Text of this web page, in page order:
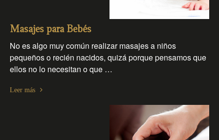
Masajes para Bebés
No es algo muy común realizar masajes a niños
pequeños o recién nacidos, quizá porque pensamos que
ellos no lo necesitan o que …
Leer más